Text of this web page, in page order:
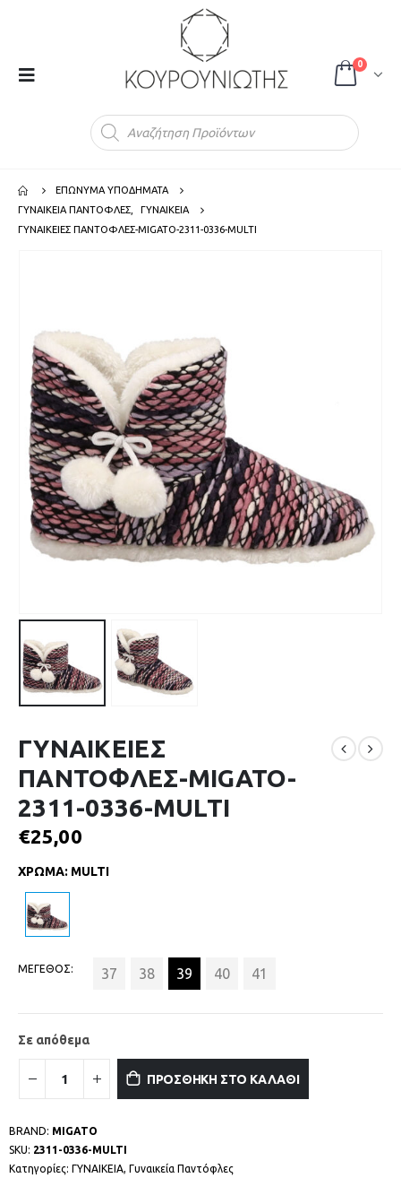
0
ΕΠΩΝΥΜΑ ΥΠΟΔΗΜΑΤΑ
ΓΥΝΑΙΚΕΙΑ ΠΑΝΤΟΦΛΕΣ
ΓΥΝΑΙΚΕΙΑ
ΓΥΝΑΙΚΕΙΕΣ ΠΑΝΤΟΦΛΕΣ-MIGATO-2311-0336-MULTI
ΓΥΝΑΙΚΕΙΕΣ
ΠΑΝΤΟΦΛΕΣ-MIGATO-
2311-0336-MULTI
€25,00
ΧΡΩΜΑ: MULTI
ΜΕΓΕΘΟΣ 37 38 39 40 41
Σε απόθεμα
ΠΡΟΣΘΗΚΗ ΣΤΟ ΚΑΛΑΘΙ
BRAND: MIGATO
SKU: 2311-0336-MULTI
Κατηγορίες: ΓΥΝΑΙΚΕΙΑ, Γυναικεία Παντόφλες